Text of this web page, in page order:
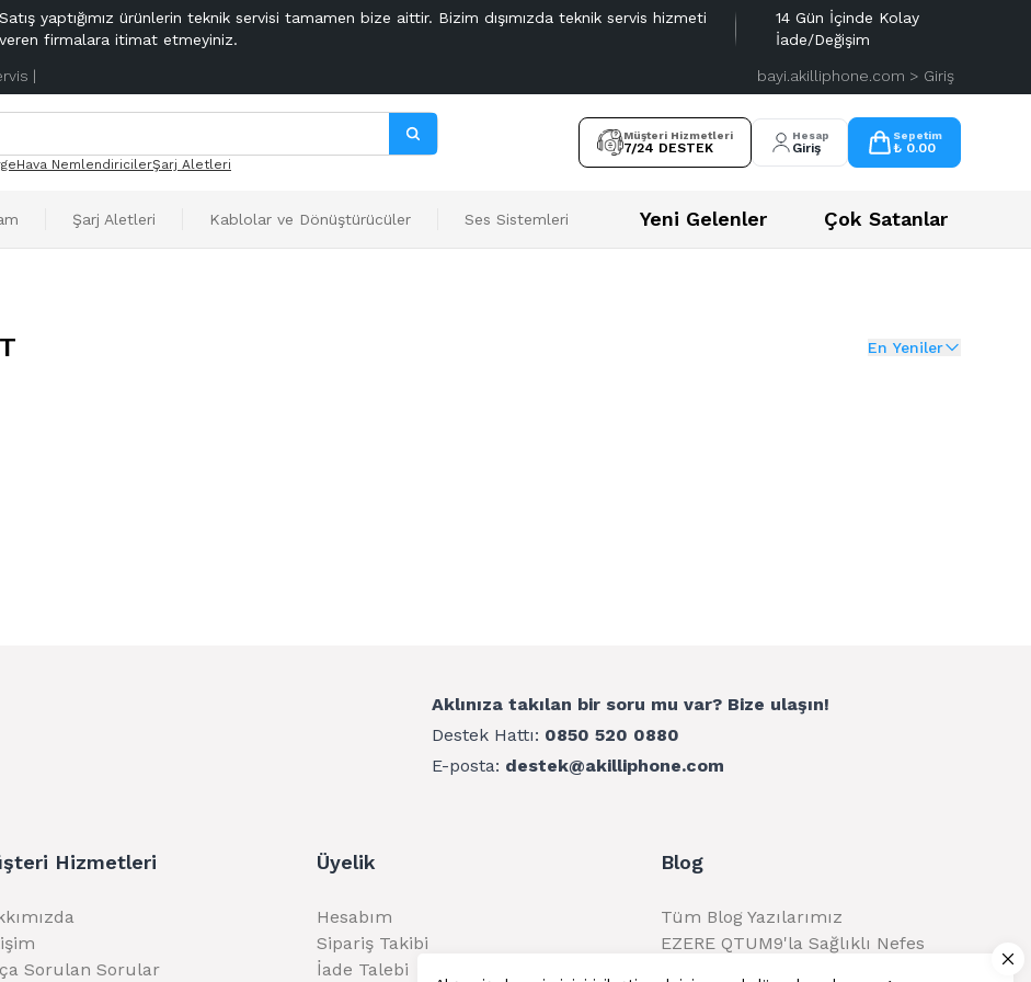
Satış yaptığımız ürünlerin teknik servisi tamamen bize aittir. Bizim dışımızda teknik servis hizmeti
veren firmalara itimat etmeyiniz.
14 Gün İçinde Kolay
İade/Değişim
| bayi.akilliphone.com > Giriş
Hava NemlendiricilerŞarj Aletleri
Müşteri Hizmetleri
7/24 DESTEK
Hesap
Giriş
Sepetim
₺ 0.00
Şarj Aletleri Kablolar ve Dönüştürücüler Ses Sistemleri Yeni Gelenler Çok Satanlar
En Yeniler
Aklınıza takılan bir soru mu var? Bize ulaşın!
Destek Hattı: 0850 520 0880
E-posta: destek@akilliphone.com
Hizmetleri
Sorulan Sorular
Üyelik
Hesabım
Sipariş Takibi
İade Talebi
Blog
Tüm Blog Yazılarımız
EZERE QTUM9'la Sağlıklı Nefes